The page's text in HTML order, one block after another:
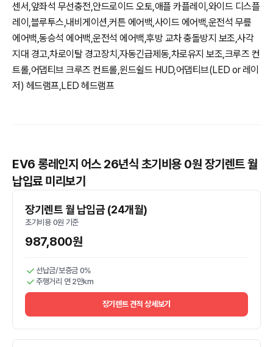
센서,앞좌석 무선충전,안드로이드 오토,애플 카플레이,와이드 디스플
레이,블루투스,내비게이션,커튼 에어백,사이드 에어백,운전석 무릎
에어백,동승석 에어백,운전석 에어백,후방 교차 충돌방지 보조,사각
지대 경고,차로이탈 경고장치,자동긴급제동,차로유지 보조,크루즈 컨
트롤,어댑티브 크루즈 컨트롤,윈드쉴드 HUD,어댑티브(LED or 레이
저) 헤드램프,LED 헤드램프
EV6 롱레인지 어스 26년식 초기비용 0원 장기렌트 월
납입료 미리보기
장기렌트 월 납입금 (24개월)
초기비용 0원 기준
987,800원
선납금/보증금 0%
주행거리 연 2만km
장기렌트 견적 상세보기